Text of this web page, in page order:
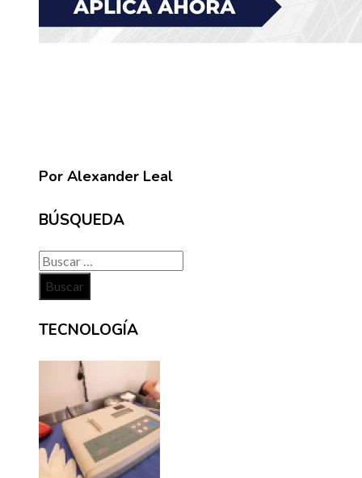
Por Alexander Leal
BÚSQUEDA
Buscar:
TECNOLOGÍA